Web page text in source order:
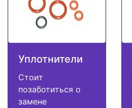
Уплотнители
Стоит
позаботиться о
замене